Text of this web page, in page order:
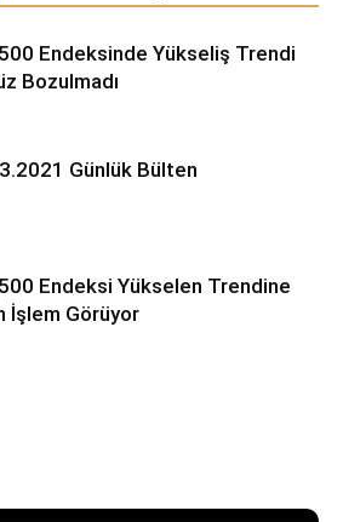
Endeksinde Yükseliş Trendi
Bozulmadı
Günlük Bülten
Endeksi Yükselen Trendine
İşlem Görüyor